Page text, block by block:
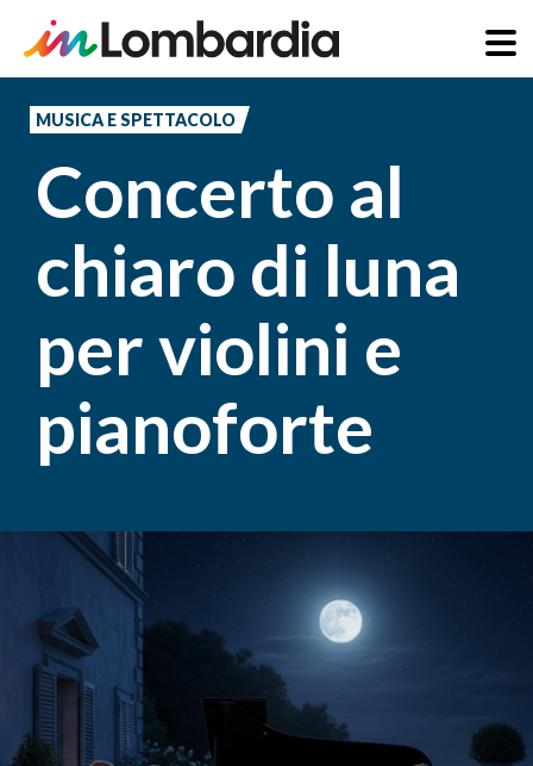
principale
MUSICA E SPETTACOLO
Concerto al
chiaro di luna
per violini e
pianoforte